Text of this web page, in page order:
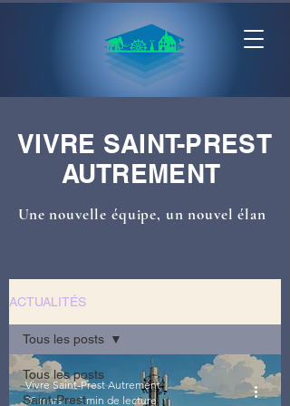
VIVRE SAINT-PREST
AUTREMENT
Une nouvelle équipe, un nouvel élan
ACTUALITÉS
Tous les posts
Saint-Prest
Tous les posts
Vivre Saint-Prest Autrement
30 mars
1 min de lecture